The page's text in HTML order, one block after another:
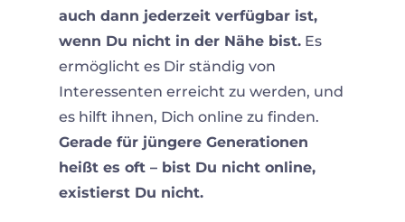
auch dann jederzeit verfügbar ist,
wenn Du nicht in der Nähe bist.Es
ermöglicht es Dir ständig von
Interessenten erreicht zu werden, und
es hilft ihnen, Dich online zu finden.
Gerade für jüngere Generationen
heißt es oft – bist Du nicht online,
existierst Du nicht.